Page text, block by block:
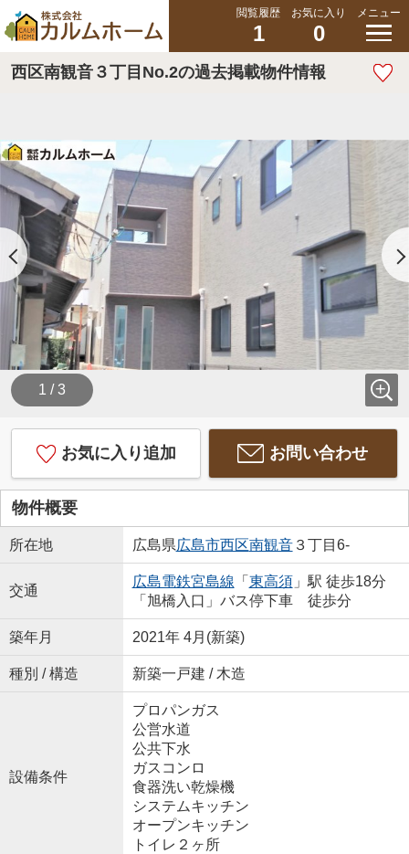
閲覧履歴
1
お気に入り
0
メニュー
西区南観音３丁目No.2の過去掲載物件情報
1 / 3
お気に入り追加 お問い合わせ
物件概要
所在地 広島県広島市西区南観音３丁目6-
交通
広島電鉄宮島線 「 東高須」駅 徒歩18分
「旭橋入口」バス停下車 徒歩分
築年月 2021年 4月(新築)
種別 / 構造 新築一戸建 / 木造
設備条件
プロパンガス
公営水道
公共下水
ガスコンロ
食器洗い乾燥機
システムキッチン
オープンキッチン
トイレ２ヶ所